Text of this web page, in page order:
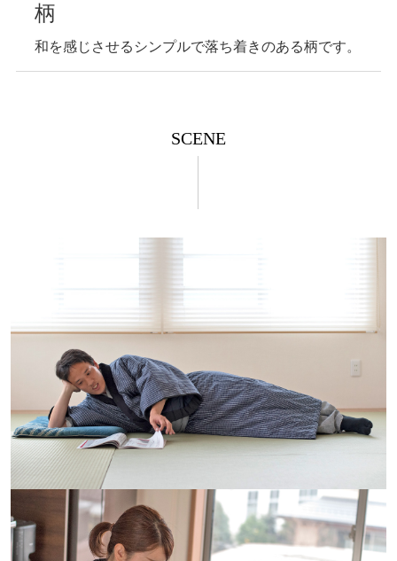
柄
和を感じさせるシンプルで落ち着きのある柄です。
SCENE